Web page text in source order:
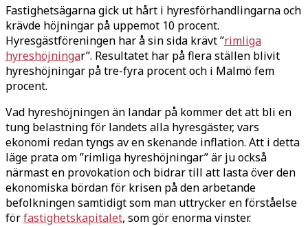
Fastighetsägarna gick ut hårt i hyresförhandlingarna och
krävde höjningar på uppemot 10 procent.
Hyresgästföreningen har å sin sida krävt ”rimliga
hyreshöjningar”. Resultatet har på flera ställen blivit
hyreshöjningar på tre-fyra procent och i Malmö fem
procent.
Vad hyreshöjningen än landar på kommer det att bli en
tung belastning för landets alla hyresgäster, vars
ekonomi redan tyngs av en skenande inflation. Att i detta
läge prata om ”rimliga hyreshöjningar” är ju också
närmast en provokation och bidrar till att lasta över den
ekonomiska bördan för krisen på den arbetande
befolkningen samtidigt som man uttrycker en förståelse
förfastighetskapitalet, som gör enorma vinster.